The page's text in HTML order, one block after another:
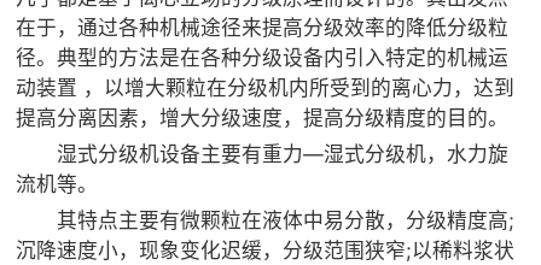
在于，通过各种机械途径来提高分级效率的降低分级粒
径。典型的方法是在各种分级设备内引入特定的机械运
动装置 ，以增大颗粒在分级机内所受到的离心力，达到
提高分离因素，增大分级速度，提高分级精度的目的。
湿式分级机设备主要有重力—湿式分级机，水力旋
流机等。
其特点主要有微颗粒在液体中易分散，分级精度高;
沉降速度小，现象变化迟缓，分级范围狭窄;以稀料浆状